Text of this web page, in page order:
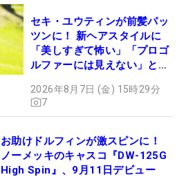
セキ・ユウティンが前髪パッ
ツンに！ 新ヘアスタイルに
「美しすぎて怖い」「プロゴ
ルファーには見えない」とコ
2026年8月7日 (金) 15時29分
7
お助けドルフィンが激スピンに！
ノーメッキのキャスコ『DW-125G
High Spin』、9月11日デビュー